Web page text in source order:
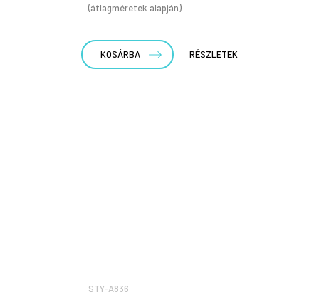
(átlagméretek alapján)
KOSÁRBA RÉSZLETEK
STY-A836